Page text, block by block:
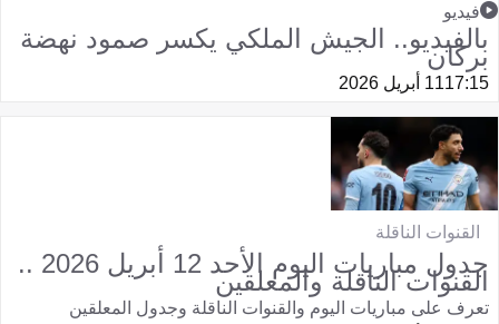
فيديو
بالفيديو.. الجيش الملكي يكسر صمود نهضة
بركان
17:1511 أبريل 2026
القنوات الناقلة
جدول مباريات اليوم الأحد 12 أبريل 2026 ..
القنوات الناقلة والمعلقين
تعرف على مباريات اليوم والقنوات الناقلة وجدول المعلقين